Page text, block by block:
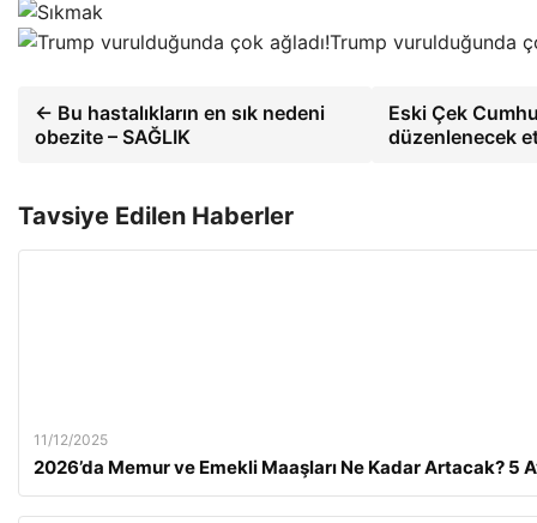
Trump vurulduğunda
← Bu hastalıkların en sık nedeni
obezite – SAĞLIK
Eski Çek
düzenlenecek
Tavsiye Edilen Haberler
11/12/2025
2026’da Memur ve Emekli Maaşları Ne Kadar Artacak? 5